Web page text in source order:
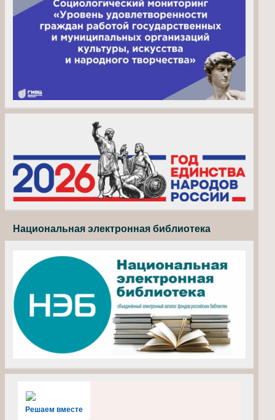
Национальная электронная библиотека
Решаем вместе